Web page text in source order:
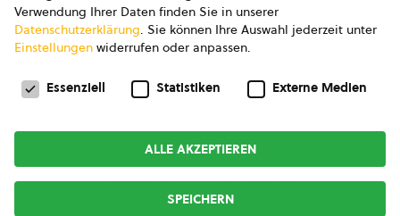
Newsletter
Copyright © 2026bio austria
Verwendung Ihrer Daten finden Sie in unserer
Datenschutzerklärung. Sie können Ihre Auswahl jederzeit unter
Einstellungen widerrufen oder anpassen.
Datenschutzeinstellungen
Essenziell Statistiken Externe Medien
ALLE AKZEPTIEREN
SPEICHERN